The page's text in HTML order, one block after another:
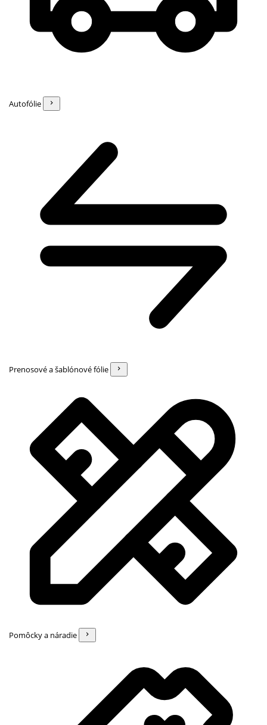
Autofólie
Prenosové a šablónové fólie
Pomôcky a náradie